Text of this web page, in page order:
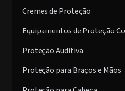
Cremes de Proteção
Equipamentos de Proteção
Proteção Auditiva
Proteção para Braços e Mãos